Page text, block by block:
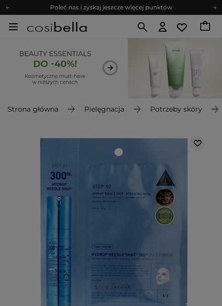
Poleć nas i zyskaj jeszcze więcej punktów
Zapisz się na newsletter pełen porad
Z nami to możliwe! Realizacja zamówienia do 24h.
Poleć nas i zyskaj jeszcze więcej punktów
Zapisz się na newsletter pełen porad
Strona główna Pielęgnacja Potrzeby skóry